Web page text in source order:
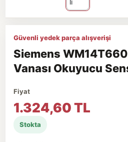
Güvenli yedek parça alışverişi
Siemens
Vanası Okuyucu
Fiyat
1.324,60 TL
Stokta